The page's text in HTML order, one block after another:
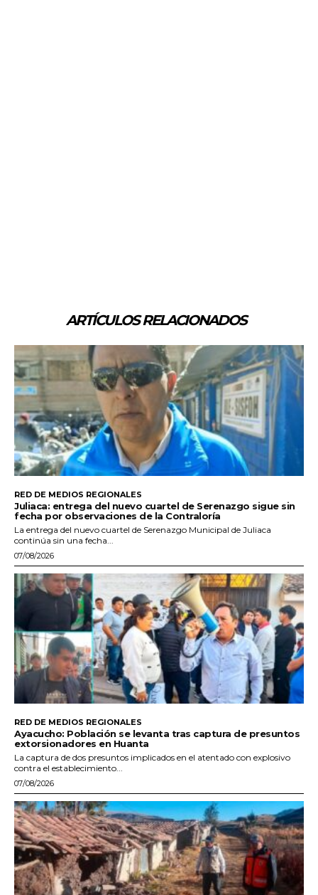
ARTÍCULOS RELACIONADOS
RED DE MEDIOS REGIONALES
Juliaca: entrega del nuevo cuartel de Serenazgo sigue sin
fecha por observaciones de la Contraloría
La entrega del nuevo cuartel de Serenazgo Municipal de Juliaca
continúa sin una fecha...
07/08/2026
RED DE MEDIOS REGIONALES
Ayacucho: Población se levanta tras captura de presuntos
extorsionadores en Huanta
La captura de dos presuntos implicados en el atentado con explosivo
contra el establecimiento...
07/08/2026